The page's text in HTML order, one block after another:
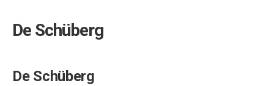
De Schüberg
De Schüberg